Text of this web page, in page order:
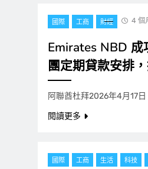
國際 工商 財經 4 個
Emirates NBD
團定期貸款安排
阿聯酋杜拜2026年4月17
閱讀更多
國際 工商 生活 科技